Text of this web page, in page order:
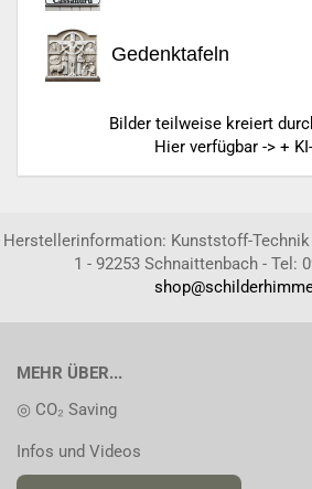
Gedenktafeln
Bilder teilweise kreiert
Hier verfügbar -> +
Herstellerinformation: Kunststoff-Technik
1 - 92253 Schnaittenbach - Tel:
MEHR ÜBER...
◎ CO₂ Saving
Infos und Videos